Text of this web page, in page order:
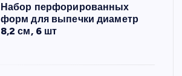
Набор перфорированных
форм для выпечки диаметр
8,2 см, 6 шт